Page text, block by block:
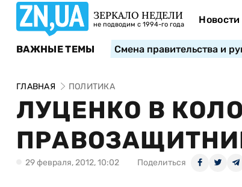
ЗЕРКАЛО НЕДЕЛИ
не подводим с 1994-го года Новости
ВАЖНЫЕ ТЕМЫ Смена правительства и
ГЛАВНАЯ ПОЛИТИКА
ЛУЦЕНКО В
29 февраля, 2012, 10:02 Поделиться